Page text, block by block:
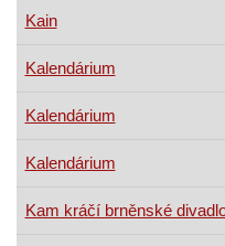
Kain
Kalendárium
Kalendárium
Kalendárium
Kam kráčí brněnské